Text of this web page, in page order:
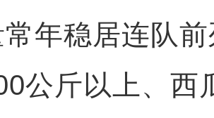
年稳居连队
公斤以上、西